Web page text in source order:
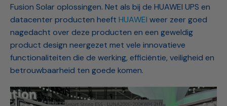
Fusion Solar oplossingen. Net als bij de HUAWEI UPS en
datacenter producten heeft HUAWEI weer zeer goed
nagedacht over deze producten en een geweldig
product design neergezet met vele innovatieve
functionaliteiten die de werking, efficiëntie, veiligheid en
betrouwbaarheid ten goede komen.